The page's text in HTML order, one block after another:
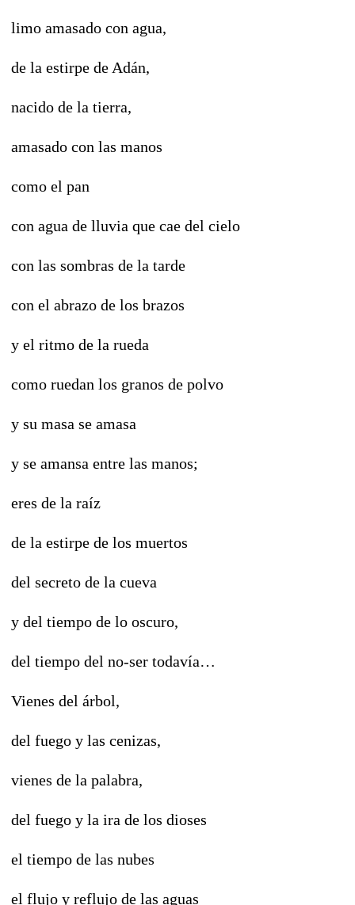
limo amasado con agua,
de la estirpe de Adán,
nacido de la tierra,
amasado con las manos
como el pan
con agua de lluvia que cae del cielo
con las sombras de la tarde
con el abrazo de los brazos
y el ritmo de la rueda
como ruedan los granos de polvo
y su masa se amasa
y se amansa entre las manos;
eres de la raíz
de la estirpe de los muertos
del secreto de la cueva
y del tiempo de lo oscuro,
del tiempo del no-ser todavía…
Vienes del árbol,
del fuego y las cenizas,
vienes de la palabra,
del fuego y la ira de los dioses
el tiempo de las nubes
el flujo y reflujo de las aguas